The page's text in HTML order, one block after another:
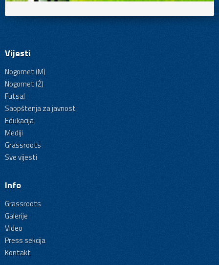
Vijesti
Nogomet (M)
Nogomet (Ž)
Futsal
Saopštenja za javnost
Edukacija
Mediji
Grassroots
Sve vijesti
Info
Grassroots
Galerije
Video
Press sekcija
Kontakt